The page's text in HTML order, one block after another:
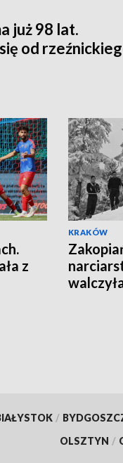
już 98 lat.
od
z
KRAKÓW
/
OLSZTYN /